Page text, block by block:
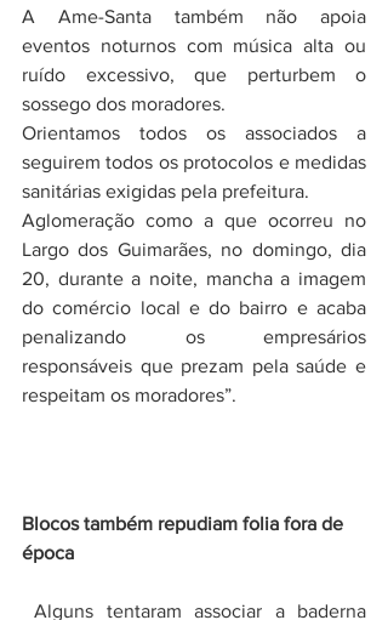
A Ame-Santa também não apoia
eventos noturnos com música alta ou
ruído excessivo, que perturbem o
sossego dos moradores.
Orientamos todos os associados a
seguirem todos os protocolos e medidas
sanitárias exigidas pela prefeitura.
Aglomeração como a que ocorreu no
Largo dos Guimarães, no domingo, dia
20, durante a noite, mancha a imagem
do comércio local e do bairro e acaba
penalizando os empresários
responsáveis que prezam pela saúde e
respeitam os moradores”.
Blocos também repudiam folia fora de
época
Alguns tentaram associar a baderna